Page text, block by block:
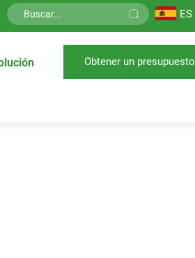
ES
Obtener un presupuesto